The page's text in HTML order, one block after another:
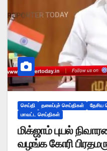
செய்தி தலைப்புச் செய்திகள் தேசிய
மாவட்ட செய்திகள்
மிக்ஜாம் புயல்
வழங்க கோரி